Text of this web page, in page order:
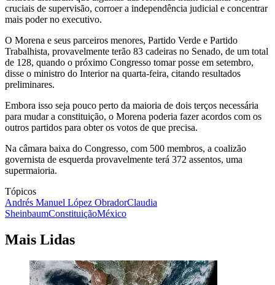
cruciais de supervisão, corroer a independência judicial e concentrar
mais poder no executivo.
O Morena e seus parceiros menores, Partido Verde e Partido
Trabalhista, provavelmente terão 83 cadeiras no Senado, de um total
de 128, quando o próximo Congresso tomar posse em setembro,
disse o ministro do Interior na quarta-feira, citando resultados
preliminares.
Embora isso seja pouco perto da maioria de dois terços necessária
para mudar a constituição, o Morena poderia fazer acordos com os
outros partidos para obter os votos de que precisa.
Na câmara baixa do Congresso, com 500 membros, a coalizão
governista de esquerda provavelmente terá 372 assentos, uma
supermaioria.
Tópicos
Andrés Manuel López ObradorClaudia
SheinbaumConstituiçãoMéxico
Mais Lidas